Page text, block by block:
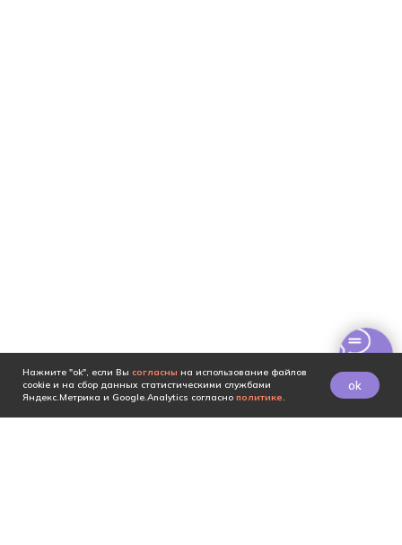
Нажмите "ok", если Вы согласны на использование файлов
cookie и на сбор данных статистическими службами
Яндекс.Метрика и Google.Analytics согласно политике.
ok